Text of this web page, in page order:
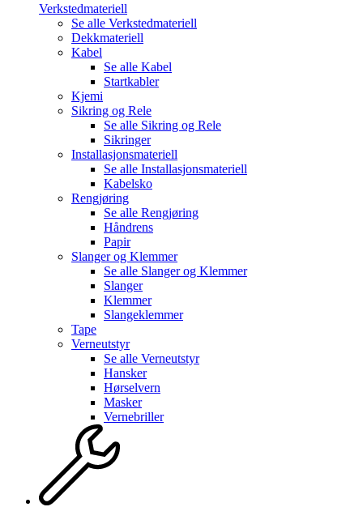
Verkstedmateriell
Se alle Verkstedmateriell
Dekkmateriell
Kabel
Se alle Kabel
Startkabler
Kjemi
Sikring og Rele
Se alle Sikring og Rele
Sikringer
Installasjonsmateriell
Se alle Installasjonsmateriell
Kabelsko
Rengjøring
Se alle Rengjøring
Håndrens
Papir
Slanger og Klemmer
Se alle Slanger og Klemmer
Slanger
Klemmer
Slangeklemmer
Tape
Verneutstyr
Se alle Verneutstyr
Hansker
Hørselvern
Masker
Vernebriller